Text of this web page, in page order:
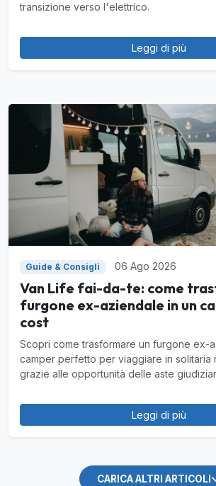
transizione verso l'elettrico.
Leggi di più
Guide & Consigli 06 Ago 2026
Van Life fai-da-te: come
furgone ex-aziendale in un
cost
Scopri come trasformare un furgone ex-
camper perfetto per viaggiare in solitaria
grazie alle opportunità delle aste
Leggi di più
CARICA ALTRI ARTICOLI